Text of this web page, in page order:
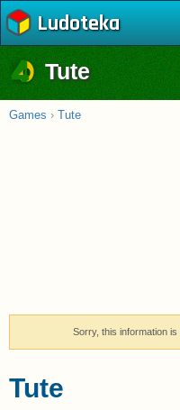
Ludoteka
Tute
Games › Tute
Sorry, this information
Tute